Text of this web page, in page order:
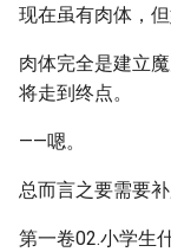
现在虽有肉体，
肉体完全是建立
将走到终点。
——嗯。
总而言之要需要
第一卷02.小学生